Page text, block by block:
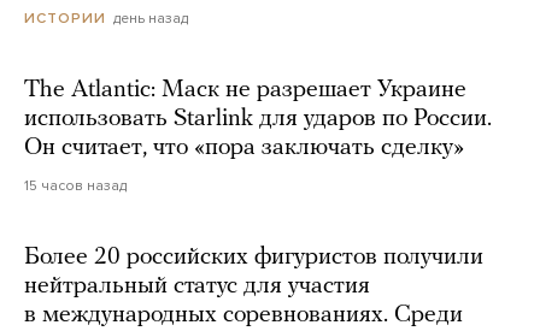
ИСТОРИИ день назад
The Atlantic: Маск не разрешает Украине
использовать Starlink для ударов по России.
Он считает, что «пора заключать сделку»
15 часов назад
Более 20 российских фигуристов получили
нейтральный статус для участия
в международных соревнованиях. Среди